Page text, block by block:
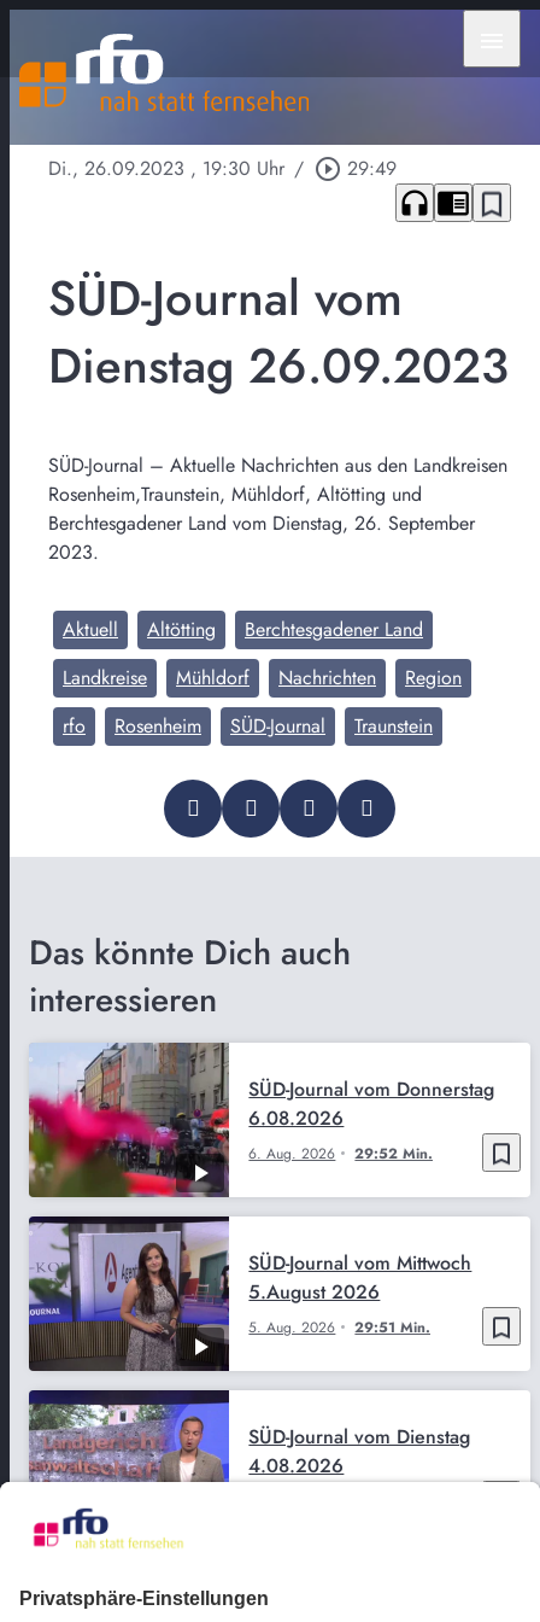
Di., 26.09.2023 , 19:30 Uhr / play_circle_outline 29:49
headphones chrome_reader_mode bookmark_border
SÜD-Journal vom
Dienstag 26.09.2023
SÜD-Journal – Aktuelle Nachrichten aus den Landkreisen
Rosenheim,Traunstein, Mühldorf, Altötting und
Berchtesgadener Land vom Dienstag, 26. September
2023.
Aktuell Altötting
Berchtesgadener Land
Landkreise
Mühldorf Nachrichten
Region
rfo
Rosenheim SÜD-Journal Traunstein
Das könnte Dich auch
interessieren
bookmark_border
6. Aug. 2026 29:52 Min.
SÜD-Journal vom Donnerstag
6.08.2026
bookmark_border
5. Aug. 2026 29:51 Min.
SÜD-Journal vom Mittwoch
5.August 2026
SÜD-Journal vom Dienstag
4.08.2026
SÜD-Journal vom Montag